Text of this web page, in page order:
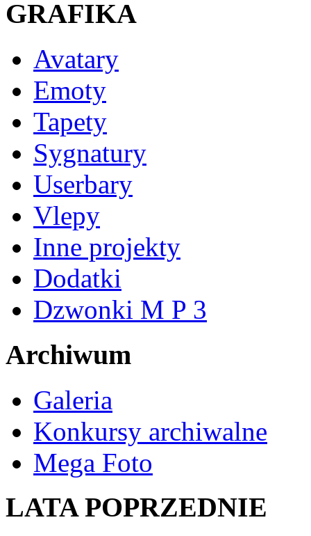
GRAFIKA
Avatary
Emoty
Tapety
Sygnatury
Userbary
Vlepy
Inne projekty
Dodatki
Dzwonki M P 3
Archiwum
Galeria
Konkursy archiwalne
Mega Foto
LATA POPRZEDNIE